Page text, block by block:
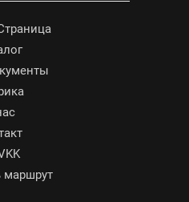
маршрут